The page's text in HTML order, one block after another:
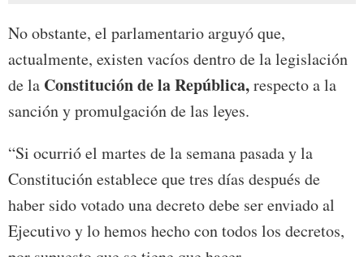
No obstante, el parlamentario arguyó que,
actualmente, existen vacíos dentro de la legislación
de la Constitución de la República,respecto a la
sanción y promulgación de las leyes.
“Si ocurrió el martes de la semana pasada y la
Constitución establece que tres días después de
haber sido votado una decreto debe ser enviado al
Ejecutivo y lo hemos hecho con todos los decretos,